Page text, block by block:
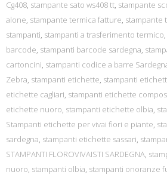
Cg408, stampante sato ws408 tt, stampante
alone, stampante termica fatture, stampante
stampanti, stampanti a trasferimento termico,
barcode, stampanti barcode sardegna,
cartoncini, stampanti codice a barre
Zebra, stampanti etichette, stampanti
etichette cagliari, stampanti etichette
etichette nuoro, stampanti etichette olbia,
Stampanti etichette per vivai fiori e piante,
sardegna, stampanti etichette sassari,
STAMPANTI FLOROVIVAISTI SARDEGNA,
nuoro, stampanti olbia, stampanti onoranze